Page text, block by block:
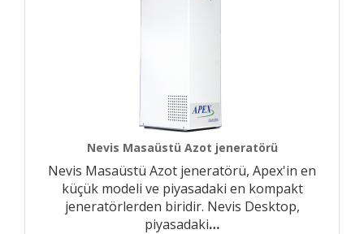
Nevis Masaüstü Azot jeneratörü
Nevis Masaüstü Azot jeneratörü, Apex'in en
küçük modeli ve piyasadaki en kompakt
jeneratörlerden biridir. Nevis Desktop,
piyasadaki…